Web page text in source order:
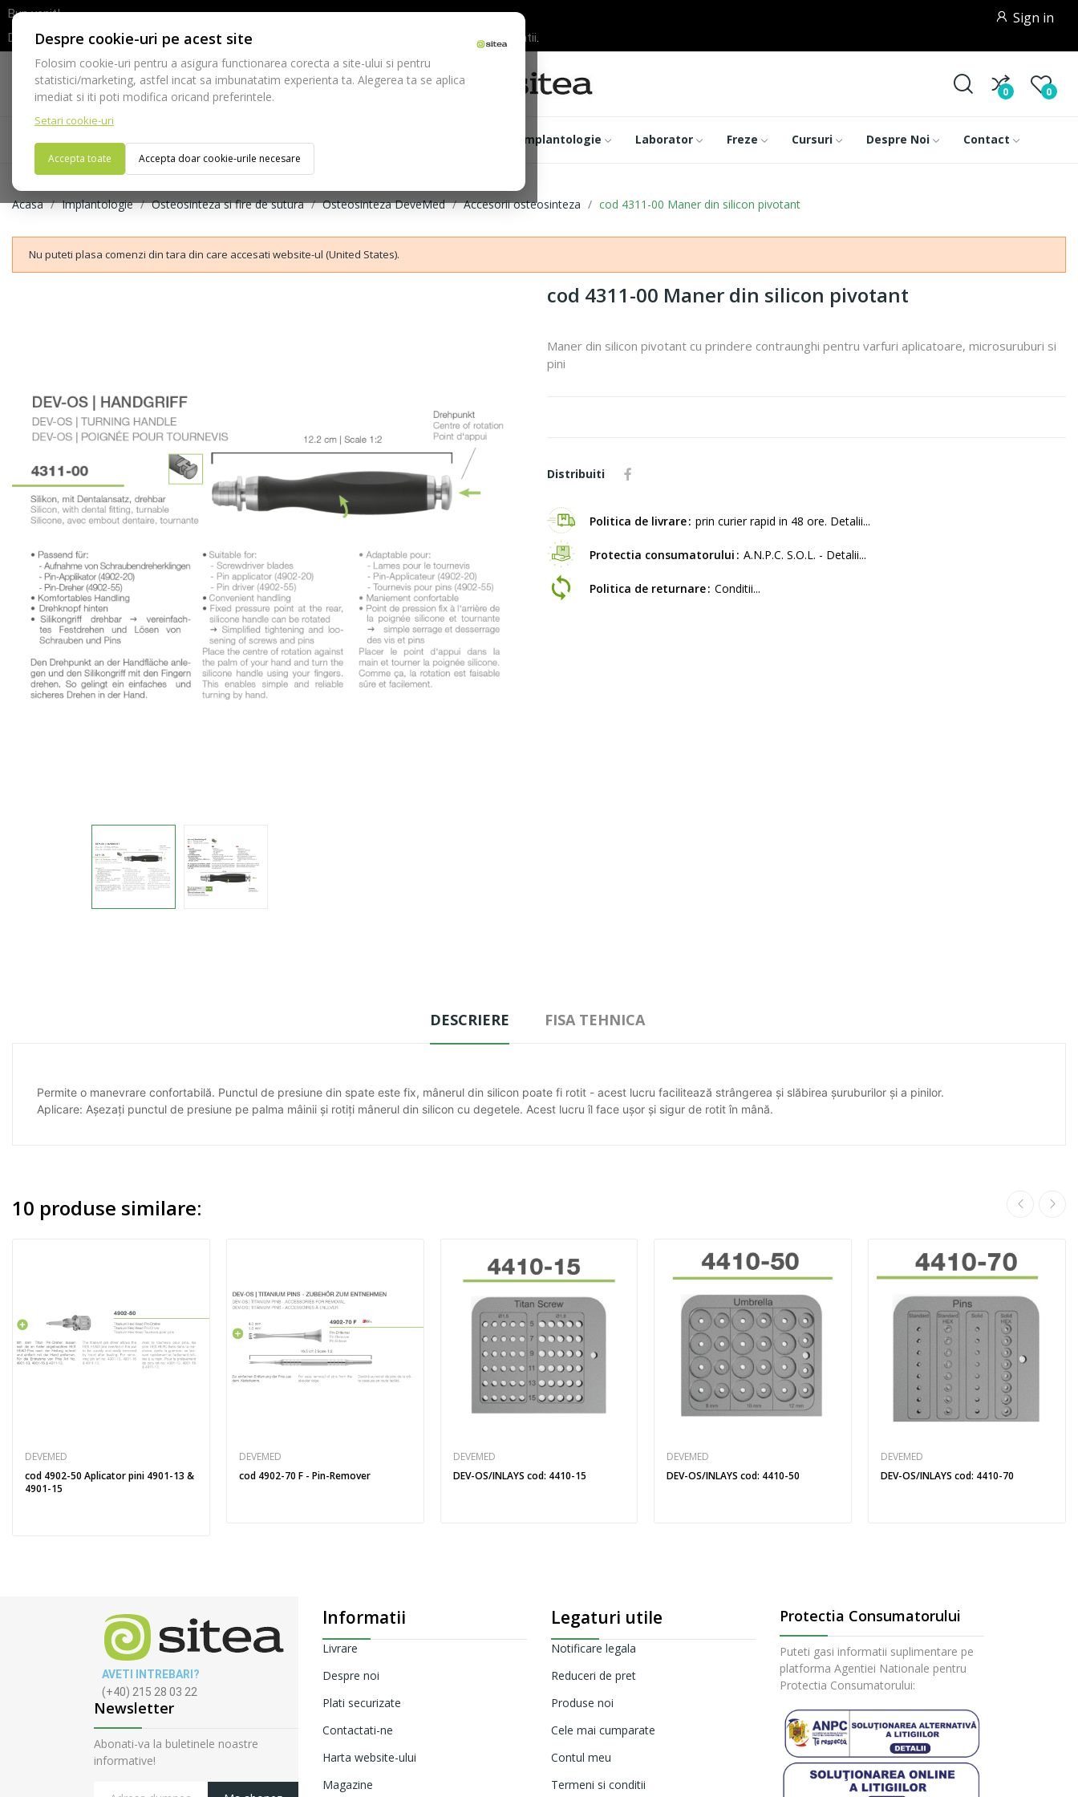
Despre cookie-uri pe acest site
Folosim cookie-uri pentru a asigura functionarea corecta a site-ului si pentru
statistici/marketing, astfel incat sa imbunatatim experienta ta. Alegerea ta se aplica
imediat si iti poti modifica oricand preferintele.
Setari cookie-uri
Accepta toate Accepta doar cookie-urile necesare
Bun venit!
Dupa efectuarea comenzii va rugam sa asteptati confirmarea stocurilor inainte de efectuarea platii.
Sign in
Telefon:
021-528 03 23
0 0
Acasa Consumabile Echipamente Implantologie Laborator Freze Cursuri Despre Noi Contact
Acasa Implantologie Osteosinteza si fire de sutura Osteosinteza DeveMed Accesorii osteosinteza cod 4311-00 Maner din silicon pivotant
Nu puteti plasa comenzi din tara din care accesati website-ul (United States).
cod 4311-00 Maner din silicon pivotant
Maner din silicon pivotant cu prindere contraunghi pentru varfuri aplicatoare, microsuruburi si
pini
Distribuiti
Politica de livrare prin curier rapid in 48 ore. Detalii...
Protectia consumatorului A.N.P.C. S.O.L. - Detalii...
Politica de returnare Conditii...
DESCRIERE FISA TEHNICA
Permite o manevrare confortabilă. Punctul de presiune din spate este fix, mânerul din silicon poate fi rotit - acest lucru facilitează strângerea și slăbirea șuruburilor și a pinilor.
Aplicare: Așezați punctul de presiune pe palma mâinii și rotiți mânerul din silicon cu degetele. Acest lucru îl face ușor și sigur de rotit în mână.
10 produse similare:
DEVEMED
cod 4902-50 Aplicator pini 4901-13 &
4901-15
DEVEMED
cod 4902-70 F - Pin-Remover
DEVEMED
DEV-OS/INLAYS cod: 4410-15
DEVEMED
DEV-OS/INLAYS cod: 4410-50
DEVEMED
DEV-OS/INLAYS cod: 4410-70
AVETI INTREBARI?
(+40) 215 28 03 22
Newsletter
Abonati-va la buletinele noastre
informative!
Informatii
Livrare
Despre noi
Plati securizate
Contactati-ne
Harta website-ului
Magazine
Legaturi utile
Notificare legala
Reduceri de pret
Produse noi
Cele mai cumparate
Contul meu
Termeni si conditii
Protectia Consumatorului
Puteti gasi informatii suplimentare pe
platforma Agentiei Nationale pentru
Protectia Consumatorului: